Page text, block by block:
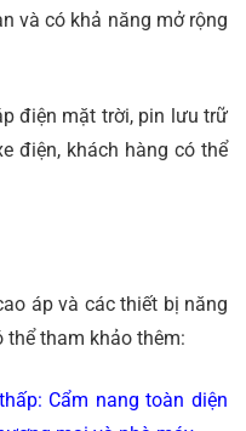
và có khả năng mở rộng
điện mặt trời, pin lưu trữ
điện, khách hàng có thể
áp và các thiết bị năng
thể tham khảo thêm:
Cẩm nang toàn diện